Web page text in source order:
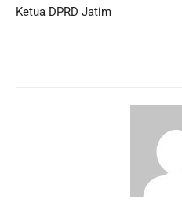
Ketua DPRD Jatim